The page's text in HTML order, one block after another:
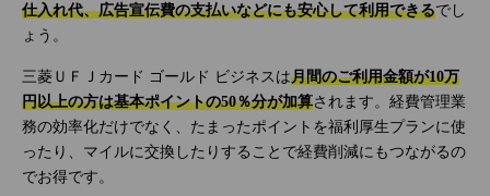
仕入れ代、広告宣伝費の支払いなどにも安心して利用できるでし
ょう。
三菱ＵＦＪカード ゴールド ビジネスは月間のご利用金額が10万
円以上の方は基本ポイントの50％分が加算されます。経費管理業
務の効率化だけでなく、たまったポイントを福利厚生プランに使
ったり、マイルに交換したりすることで経費削減にもつながるの
でお得です。